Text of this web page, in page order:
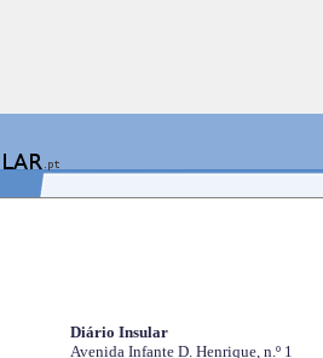
Diário Insular
Avenida Infante D. Henrique, n.º 1